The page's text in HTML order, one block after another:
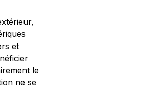
et
le
ne se